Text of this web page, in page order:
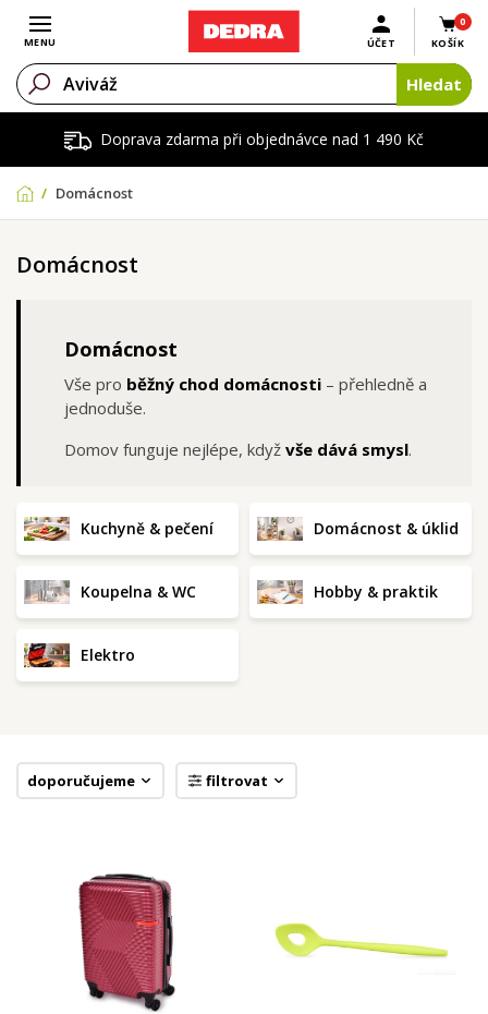
Doprava zdarma při objednávce nad 1 490 Kč
Otevřít menu
MENU
0
KOŠÍK
ÚČET
Hledat
Domácnost
Domácnost
Domácnost
Vše pro běžný chod domácnosti – přehledně a
jednoduše.
Domov funguje nejlépe, když vše dává smysl.
Kuchyně & pečení Domácnost & úklid
Koupelna & WC Hobby & praktik
Elektro
doporučujeme filtrovat